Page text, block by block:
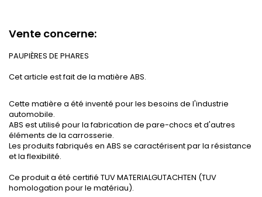
Vente concerne:
PAUPIÈRES DE PHARES
Cet article est fait de la matière ABS.
Cette matière a été inventé pour les besoins de l'industrie
automobile.
ABS est utilisé pour la fabrication de pare-chocs et d'autres
éléments de la carrosserie.
Les produits fabriqués en ABS se caractérisent par la résistance
et la flexibilité.
Ce produit a été certifié TUV MATERIALGUTACHTEN (TUV
homologation pour le matériau).